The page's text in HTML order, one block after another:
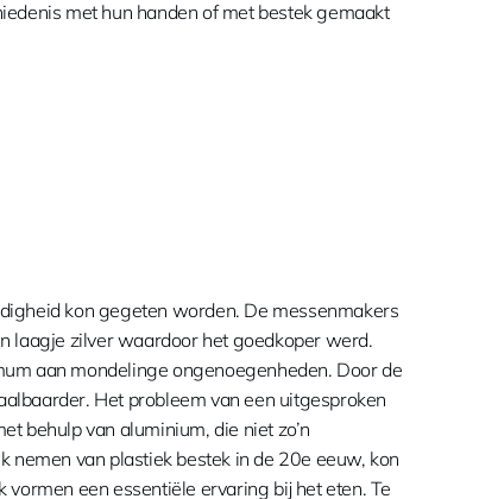
met hun handen of met bestek gemaakt
kon gegeten worden. De messenmakers
laagje zilver waardoor het goedkoper werd.
aan mondelinge ongenoegenheden. Door de
Het probleem van een uitgesproken
behulp van aluminium, die niet zo’n
van plastiek bestek in de 20e eeuw, kon
een essentiële ervaring bij het eten. Te